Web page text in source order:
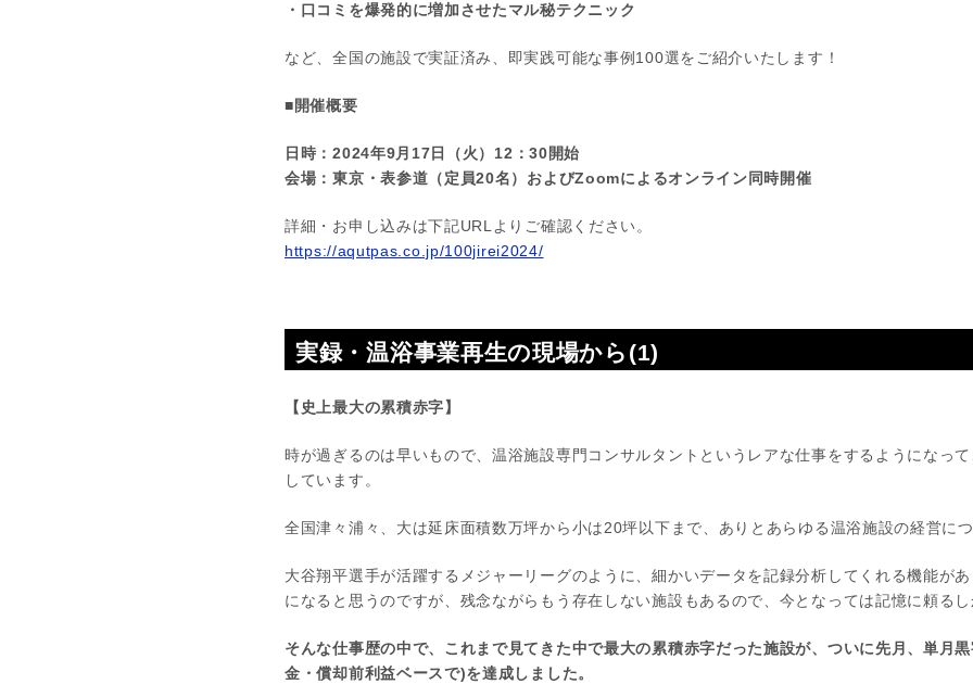
・口コミを爆発的に増加させたマル秘テクニック
など、全国の施設で実証済み、即実践可能な事例100選をご紹介いたします！
■開催概要
日時：2024年9月17日（火）12：30開始
会場：東京・表参道（定員20名）およびZoomによるオンライン同時開催
詳細・お申し込みは下記URLよりご確認ください。
https://aqutpas.co.jp/100jirei2024/
実録・温浴事業再生の現場から(1)
【史上最大の累積赤字】
時が過ぎるのは早いもので、温浴施設専門コンサルタントというレアな仕事をするようになっ
しています。
全国津々浦々、大は延床面積数万坪から小は20坪以下まで、ありとあらゆる温浴施設の経営につ
大谷翔平選手が活躍するメジャーリーグのように、細かいデータを記録分析してくれる機能が
になると思うのですが、残念ながらもう存在しない施設もあるので、今となっては記憶に頼るし
そんな仕事歴の中で、これまで見てきた中で最大の累積赤字だった施設が、ついに先月、単月
金・償却前利益ベースで)を達成しました。